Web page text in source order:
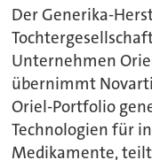
Der Generika-
Unternehmen
übernimmt
Oriel-Portfolio
Technologien für
Medikamente,